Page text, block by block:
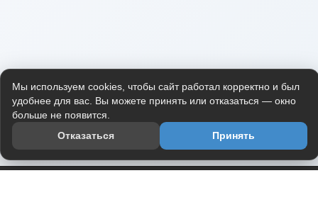
Мы используем cookies, чтобы сайт работал корректно и был
удобнее для вас. Вы можете принять или отказаться — окно
больше не появится.
Отказаться
Принять